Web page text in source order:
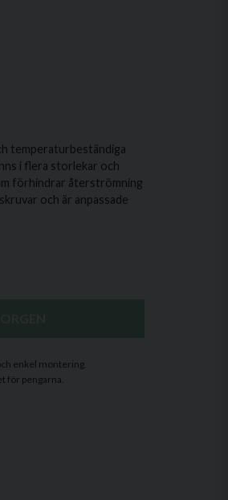
temperaturbeständiga
i flera storlekar och
förhindrar återströmning
och är anpassade
enkel montering.
för pengarna.